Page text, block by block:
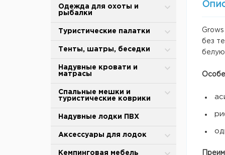
Одежда для охоты и
рыбалки
Зимняя одежда
Защита от дождя и ветра
Термобелье
Термоноски, стельки
Туристические палатки
Alpika
BTrace
Totem
Tramp
Аксессуары для палаток и
Тенты, шатры, беседки
Туристические тенты-шатры
Палатки для душа-туалета
Торговые палатки
Палатки для кухни
Тенты
Надувные кровати и
матрасы
Надувные матрасы
Спальные мешки и
туристические коврики
Спальные мешки
Cамонадувающийся коврик
Коврики туристические
Надувные лодки ПВХ
Аксессуары для лодок
Весла и лопасти
Кемпинговая мебель
без
белую